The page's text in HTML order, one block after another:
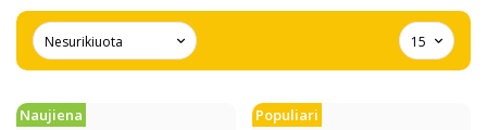
Naujiena Populiari